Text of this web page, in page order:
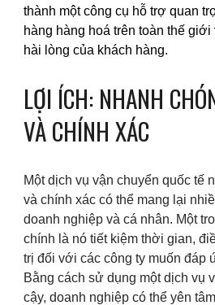
thành một công cụ hỗ trợ quan
hàng hàng hoá trên toàn thế
hài lòng của khách hàng.
LỢI ÍCH: NHANH
VÀ CHÍNH XÁC
Một dịch vụ vận chuyển quốc tế
và chính xác có thể mang lại
doanh nghiệp và cá nhân. Một
chính là nó tiết kiệm thời gian,
trị đối với các công ty muốn đáp
Bằng cách sử dụng một dịch vụ
cậy, doanh nghiệp có thể yên